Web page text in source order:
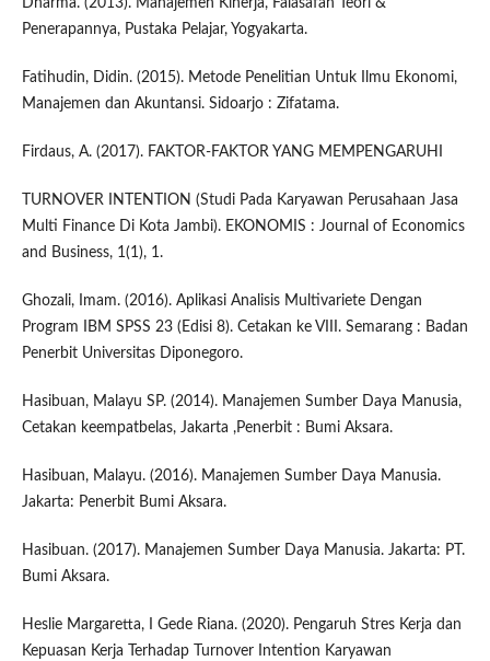
Dharma. (2013). Manajemen Kinerja, Falasafah Teori &
Penerapannya, Pustaka Pelajar, Yogyakarta.
Fatihudin, Didin. (2015). Metode Penelitian Untuk Ilmu Ekonomi,
Manajemen dan Akuntansi. Sidoarjo : Zifatama.
Firdaus, A. (2017). FAKTOR-FAKTOR YANG MEMPENGARUHI
TURNOVER INTENTION (Studi Pada Karyawan Perusahaan Jasa
Multi Finance Di Kota Jambi). EKONOMIS : Journal of Economics
and Business, 1(1), 1.
Ghozali, Imam. (2016). Aplikasi Analisis Multivariete Dengan
Program IBM SPSS 23 (Edisi 8). Cetakan ke VIII. Semarang : Badan
Penerbit Universitas Diponegoro.
Hasibuan, Malayu SP. (2014). Manajemen Sumber Daya Manusia,
Cetakan keempatbelas, Jakarta ,Penerbit : Bumi Aksara.
Hasibuan, Malayu. (2016). Manajemen Sumber Daya Manusia.
Jakarta: Penerbit Bumi Aksara.
Hasibuan. (2017). Manajemen Sumber Daya Manusia. Jakarta: PT.
Bumi Aksara.
Heslie Margaretta, I Gede Riana. (2020). Pengaruh Stres Kerja dan
Kepuasan Kerja Terhadap Turnover Intention Karyawan